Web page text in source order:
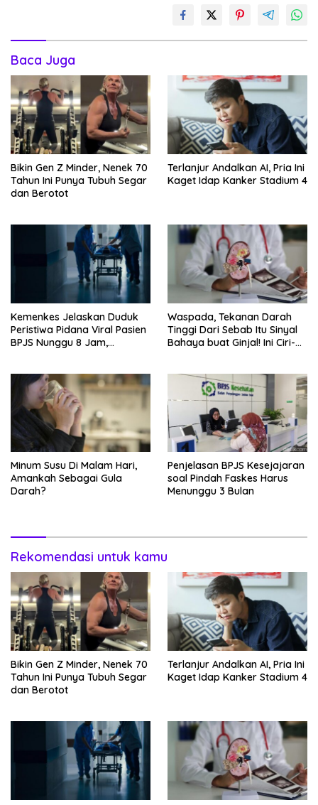
Baca Juga
Bikin Gen Z Minder, Nenek 70
Tahun Ini Punya Tubuh Segar
dan Berotot
Terlanjur Andalkan AI, Pria Ini
Kaget Idap Kanker Stadium 4
Kemenkes Jelaskan Duduk
Peristiwa Pidana Viral Pasien
BPJS Nunggu 8 Jam,
Waspada, Tekanan Darah
Tinggi Dari Sebab Itu Sinyal
Bahaya buat Ginjal! Ini Ciri-
Minum Susu Di Malam Hari,
Amankah Sebagai Gula
Darah?
Penjelasan BPJS Kesejajaran
soal Pindah Faskes Harus
Menunggu 3 Bulan
Rekomendasi untuk kamu
Bikin Gen Z Minder, Nenek 70
Tahun Ini Punya Tubuh Segar
dan Berotot
Terlanjur Andalkan AI, Pria Ini
Kaget Idap Kanker Stadium 4